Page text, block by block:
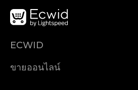
ECWID
ราคา
ขายออนไลน์